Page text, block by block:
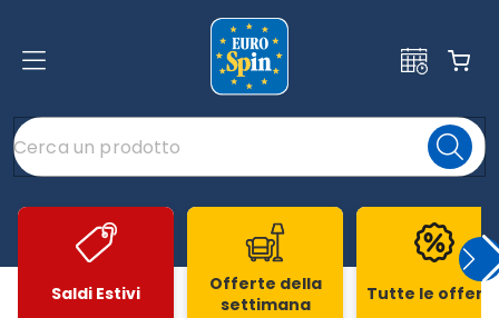
Saldi Estivi
Offerte della
settimana
Tutte le